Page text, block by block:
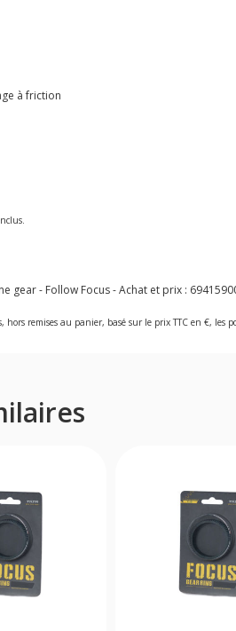
à friction
gear - Follow Focus - Achat et prix :
hors remises au panier, basé sur le prix TTC en €, les